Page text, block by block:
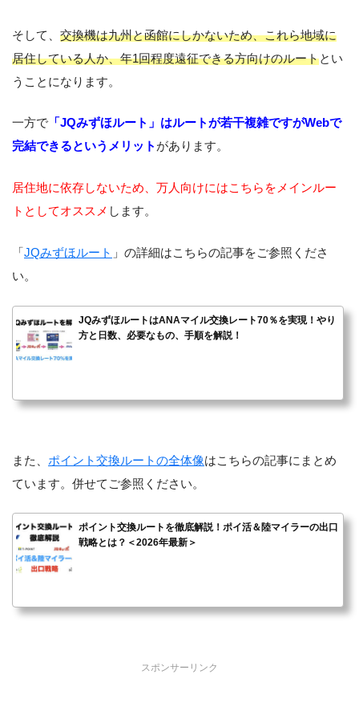
そして、 交換機は九州と函館にしかないため、これら地域に
居住している人か、年1回程度遠征できる方向けのルートとい
うことになります。
一方で 「JQみずほルート」はルートが若干複雑ですがWebで
完結できるというメリット があります。
居住地に依存しないため、万人向けにはこちらをメインルー
トとしてオススメ します。
「JQみずほルート 」の詳細はこちらの記事をご参照くださ
い。
JQみずほルートはANAマイル交換レート70％を実現！やり
方と日数、必要なもの、手順を解説！
また、 ポイント交換ルートの全体像はこちらの記事にまとめ
ています。併せてご参照ください。
ポイント交換ルートを徹底解説！ポイ活＆陸マイラーの出口
戦略とは？＜2026年最新＞
スポンサーリンク